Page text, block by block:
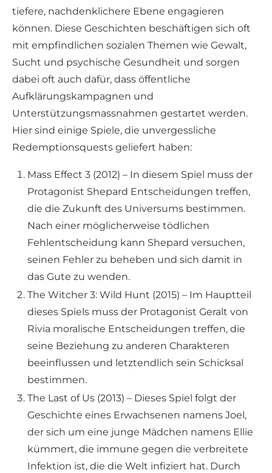
tiefere, nachdenklichere Ebene engagieren
können. Diese Geschichten beschäftigen sich oft
mit empfindlichen sozialen Themen wie Gewalt,
Sucht und psychische Gesundheit und sorgen
dabei oft auch dafür, dass öffentliche
Aufklärungskampagnen und
Unterstützungsmassnahmen gestartet werden.
Hier sind einige Spiele, die unvergessliche
Redemptionsquests geliefert haben:
Mass Effect 3 (2012) – In diesem Spiel muss der
Protagonist Shepard Entscheidungen treffen,
die die Zukunft des Universums bestimmen.
Nach einer möglicherweise tödlichen
Fehlentscheidung kann Shepard versuchen,
seinen Fehler zu beheben und sich damit in
das Gute zu wenden.
The Witcher 3: Wild Hunt (2015) – Im Hauptteil
dieses Spiels muss der Protagonist Geralt von
Rivia moralische Entscheidungen treffen, die
seine Beziehung zu anderen Charakteren
beeinflussen und letztendlich sein Schicksal
bestimmen.
The Last of Us (2013) – Dieses Spiel folgt der
Geschichte eines Erwachsenen namens Joel,
der sich um eine junge Mädchen namens Ellie
kümmert, die immune gegen die verbreitete
Infektion ist, die die Welt infiziert hat. Durch